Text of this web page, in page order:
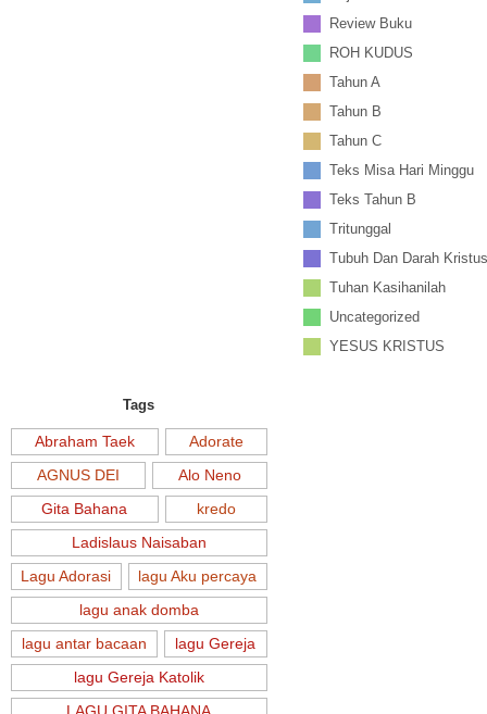
Review Buku
ROH KUDUS
Tahun A
Tahun B
Tahun C
Teks Misa Hari Minggu
Teks Tahun B
Tritunggal
Tubuh Dan Darah
Tuhan Kasihanilah
Uncategorized
YESUS KRISTUS
Tags
Abraham Taek
Adorate
AGNUS DEI
Alo Neno
Gita Bahana
kredo
Ladislaus Naisaban
Lagu Adorasi
lagu Aku percaya
lagu anak domba
lagu antar bacaan
lagu Gereja
lagu Gereja Katolik